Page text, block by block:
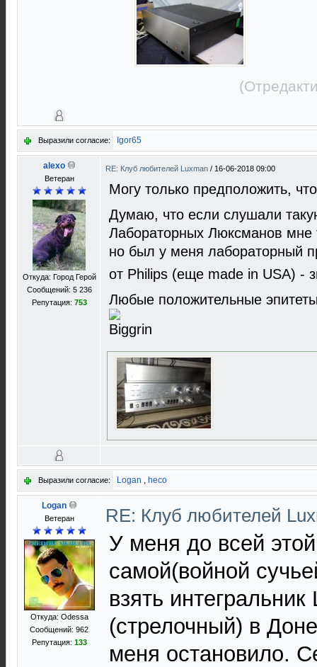
Выразили согласие: Igor65
alexo
Ветеран
Откуда: Город Герой
Сообщений: 5 236
Репутация: 753
RE: Клуб любителей Luxman / 16-06-2018 09:00
Могу только предположить,
Думаю, что если слушали
Лабораторных Люксманов мне
но был у меня лабораторный
от Philips (еще made in USA) -
Любые положительные
Выразили согласие: Logan , heco
Logan
Ветеран
Откуда: Odessa
Сообщений: 962
Репутация: 133
RE: Клуб любителей
У меня до всей
самой(войной
взять
(стрелочный) в
меня остановило.